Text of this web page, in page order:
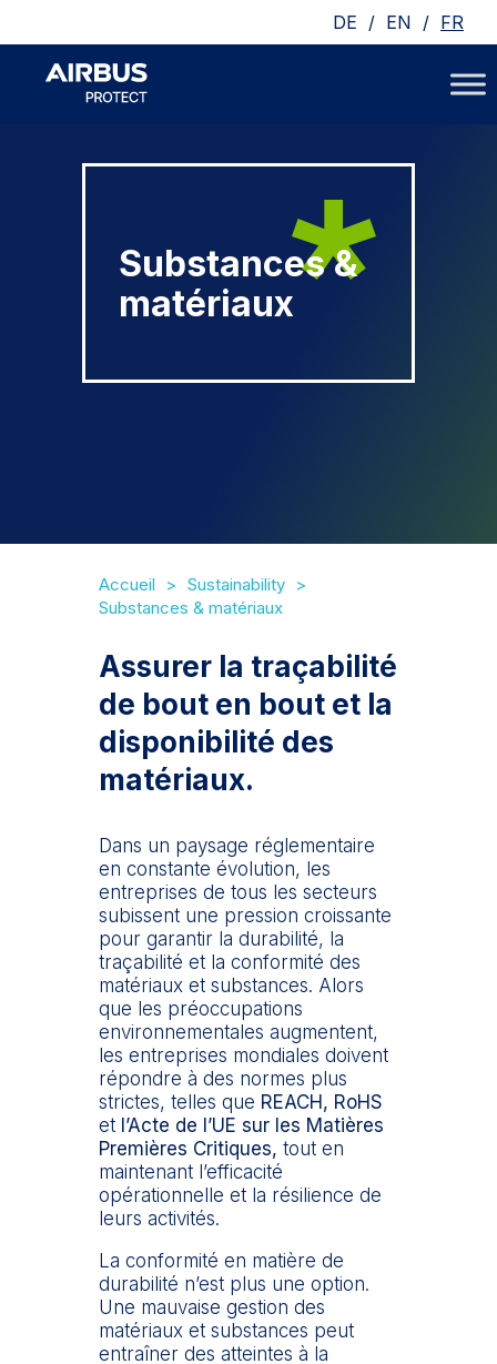
DE / EN / FR
Substances &
matériaux
Accueil
Sustainability
Substances & matériaux
Assurer la traçabilité
de bout en bout et la
disponibilité des
matériaux.
Dans un paysage réglementaire
en constante évolution, les
entreprises de tous les secteurs
subissent une pression croissante
pour garantir la durabilité, la
traçabilité et la conformité des
matériaux et substances. Alors
que les préoccupations
environnementales augmentent,
les entreprises mondiales doivent
répondre à des normes plus
strictes, telles que REACH , RoHS
et l’Acte de l’UE sur les Matières
Premières Critiques, tout en
maintenant l’efficacité
opérationnelle et la résilience de
leurs activités.
La conformité en matière de
durabilité n’est plus une option.
Une mauvaise gestion des
matériaux et substances peut
entraîner des atteintes à la